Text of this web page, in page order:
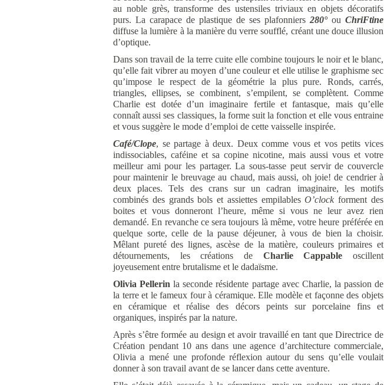
au noble grès, transforme des ustensiles triviaux en objets décoratifs
purs. La carapace de plastique de ses plafonniers 280° ou ChriFtine
diffuse la lumière à la manière du verre soufflé, créant une douce illusion
d’optique.
Dans son travail de la terre cuite elle combine toujours le noir et le blanc,
qu’elle fait vibrer au moyen d’une couleur et elle utilise le graphisme sec
qu’impose le respect de la géométrie la plus pure. Ronds, carrés,
triangles, ellipses, se combinent, s’empilent, se complètent. Comme
Charlie est dotée d’un imaginaire fertile et fantasque, mais qu’elle
connaît aussi ses classiques, la forme suit la fonction et elle vous entraine
et vous suggère le mode d’emploi de cette vaisselle inspirée.
Café/Clope, se partage à deux. Deux comme vous et vos petits vices
indissociables, caféine et sa copine nicotine, mais aussi vous et votre
meilleur ami pour les partager. La sous-tasse peut servir de couvercle
pour maintenir le breuvage au chaud, mais aussi, oh joie! de cendrier à
deux places. Tels des crans sur un cadran imaginaire, les motifs
combinés des grands bols et assiettes empilablesO’clock forment des
boites et vous donneront l’heure, même si vous ne leur avez rien
demandé. En revanche ce sera toujours là même, votre heure préférée en
quelque sorte, celle de la pause déjeuner, à vous de bien la choisir.
Mêlant pureté des lignes, ascèse de la matière, couleurs primaires et
détournements, les créations de Charlie Cappable oscillent
joyeusement entre brutalisme et le dadaïsme.
Olivia Pellerin la seconde résidente partage avec Charlie, la passion de
la terre et le fameux four à céramique. Elle modèle et façonne des objets
en céramique et réalise des décors peints sur porcelaine fins et
organiques, inspirés par la nature.
Après s’être formée au design et avoir travaillé en tant que Directrice de
Création pendant 10 ans dans une agence d’architecture commerciale,
Olivia a mené une profonde réflexion autour du sens qu’elle voulait
donner à son travail avant de se lancer dans cette aventure.